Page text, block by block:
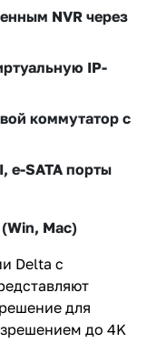
NVR через
IP-
коммутатор с
e-SATA порты
Mac)
Delta с
для
до 4K